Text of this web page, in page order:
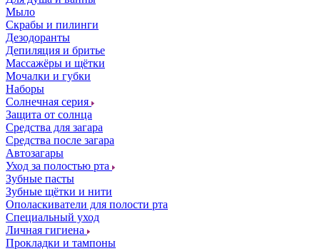
Мыло
Скрабы и пилинги
Дезодоранты
Депиляция и бритье
Массажёры и щётки
Мочалки и губки
Наборы
Солнечная серия
Защита от солнца
Средства для загара
Средства после загара
Автозагары
Уход за полостью рта
Зубные пасты
Зубные щётки и нити
Ополаскиватели для полости рта
Специальный уход
Личная гигиена
Прокладки и тампоны